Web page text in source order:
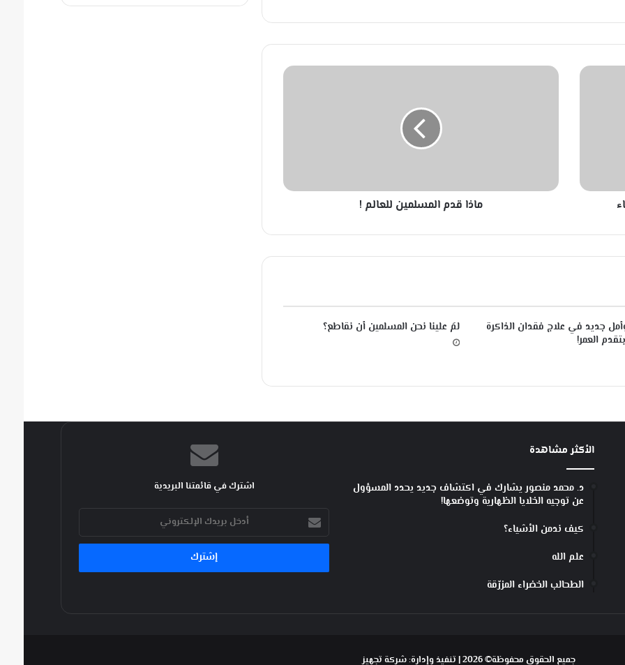
م
ل
ل
ل
ع
ماذا قدم المسلمين للعالم !
جديد في علاج فقدان الذاكرة
العمر!
لمَ علينا نحن المسلمين أن نقاطع؟
الأكثر مشاهدة
د. محمد منصور يشارك في اكتشاف جديد يحدد المسؤول
عن توجيه الخلايا الظهارية وتوضعها!
كيف ندمن الأشياء؟
علم الله
الطحالب الخضراء المزرّقة
اشترك في قائمتنا البريدية
أدخل
بريدك
الإلكتروني
جميع الحقوق محفوظة© 2026 | تنفيذ وإدارة: شركة تجهيز